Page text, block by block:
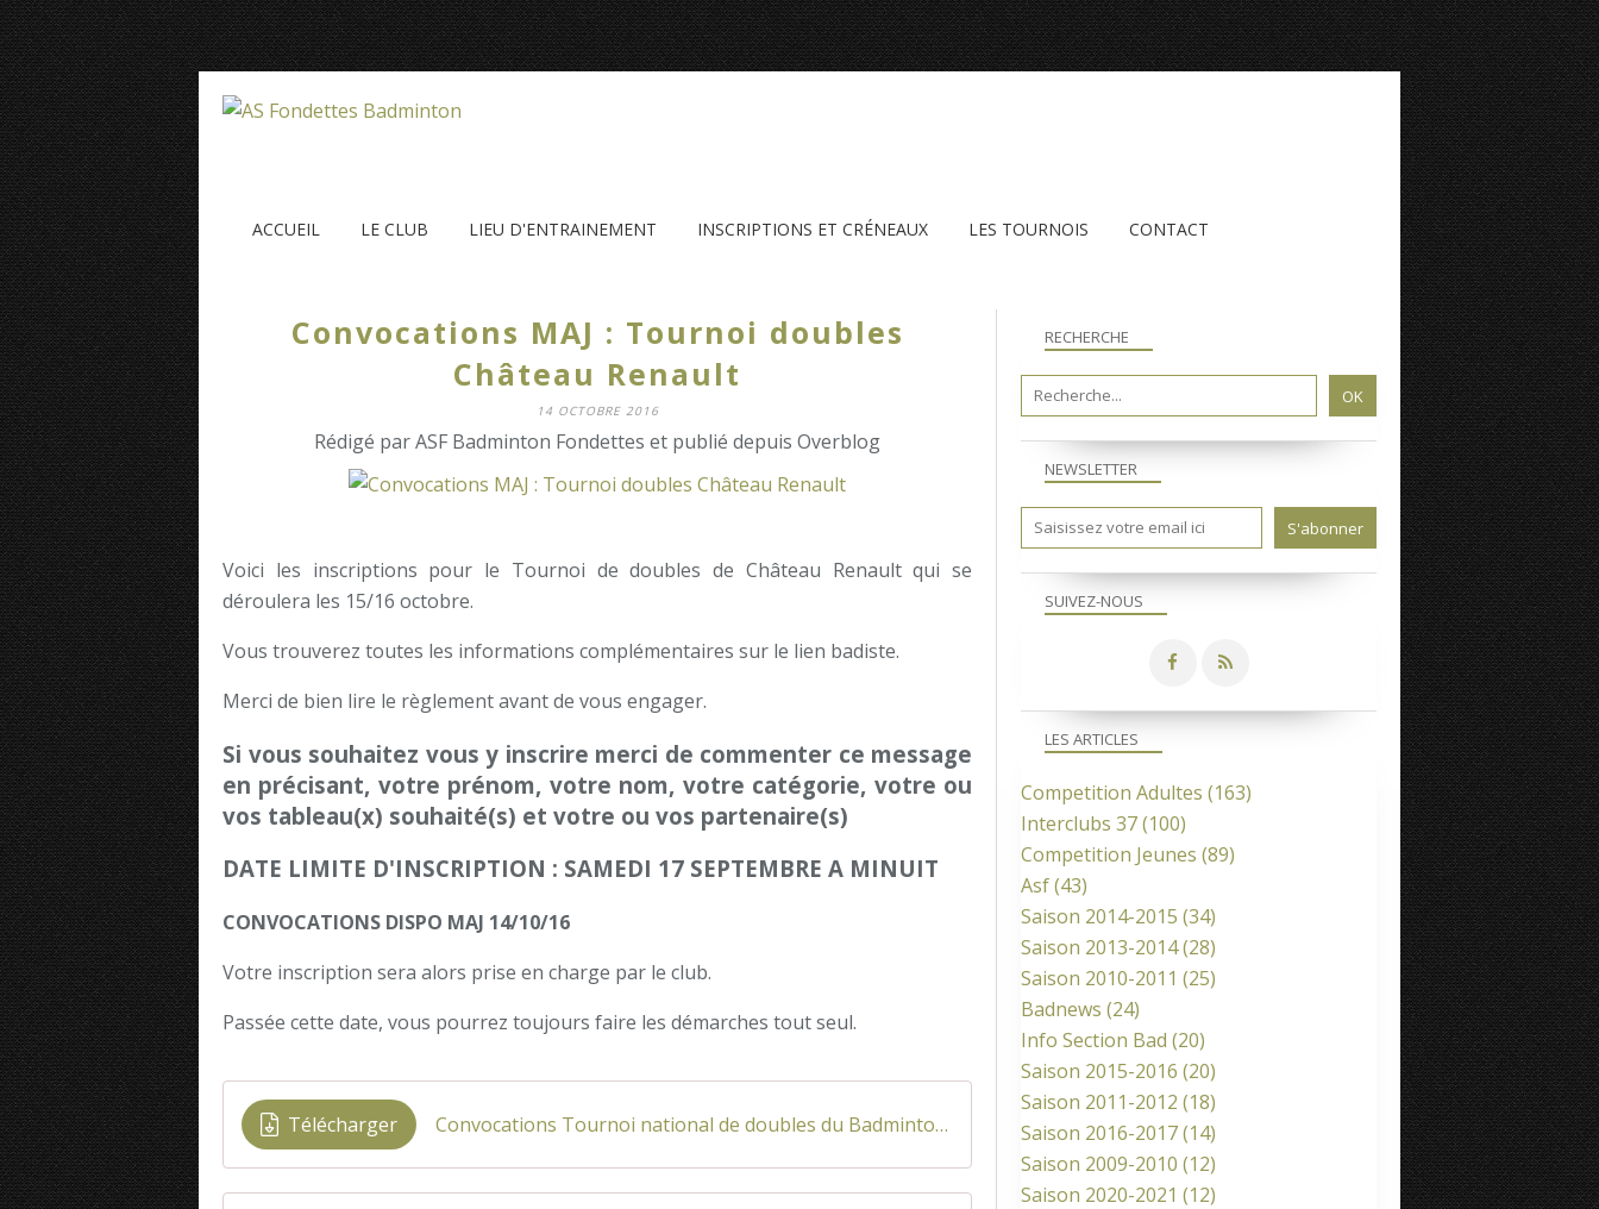
ACCUEIL LE CLUB LIEU D'ENTRAINEMENT INSCRIPTIONS ET CRÉNEAUX LES TOURNOIS CONTACT
Convocations MAJ : Tournoi doubles
Château Renault
14 OCTOBRE 2016
Rédigé par ASF Badminton Fondettes et publié depuis Overblog
Voici les inscriptions pour le Tournoi de doubles de Château Renault qui se
déroulera les 15/16 octobre.
Vous trouverez toutes les informations complémentaires sur le lien badiste.
Merci de bien lire le règlement avant de vous engager.
Si vous souhaitez vous y inscrire merci de commenter ce message
en précisant, votre prénom, votre nom, votre catégorie, votre ou
vos tableau(x) souhaité(s) et votre ou vos partenaire(s)
DATE LIMITE D'INSCRIPTION : SAMEDI 17 SEPTEMBRE A MINUIT
CONVOCATIONS DISPO MAJ 14/10/16
Votre inscription sera alors prise en charge par le club.
Passée cette date, vous pourrez toujours faire les démarches tout seul.
Télécharger Convocations Tournoi national de doubles du Badminton Club des Portes de Touraine V3
NEWSLETTER
SUIVEZ-NOUS
RECHERCHE
LES ARTICLES
Competition Adultes (163)
Interclubs 37(100)
Competition Jeunes (89)
Asf(43)
Saison 2014-2015 (34)
Saison 2013-2014(28)
Saison 2010-2011 (25)
Badnews (24)
Info Section Bad (20)
Saison 2015-2016 (20)
Saison 2011-2012 (18)
Saison 2016-2017(14)
Saison 2009-2010 (12)
Saison 2020-2021 (12)